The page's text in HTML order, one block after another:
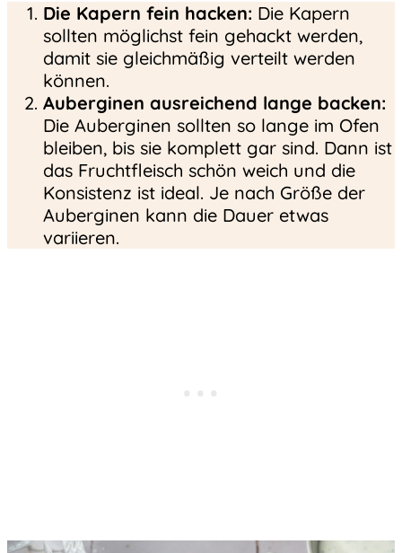
Die Kapern fein hacken: Die Kapern
sollten möglichst fein gehackt werden,
damit sie gleichmäßig verteilt werden
können.
Auberginen ausreichend lange backen:
Die Auberginen sollten so lange im Ofen
bleiben, bis sie komplett gar sind. Dann ist
das Fruchtfleisch schön weich und die
Konsistenz ist ideal. Je nach Größe der
Auberginen kann die Dauer etwas
variieren.